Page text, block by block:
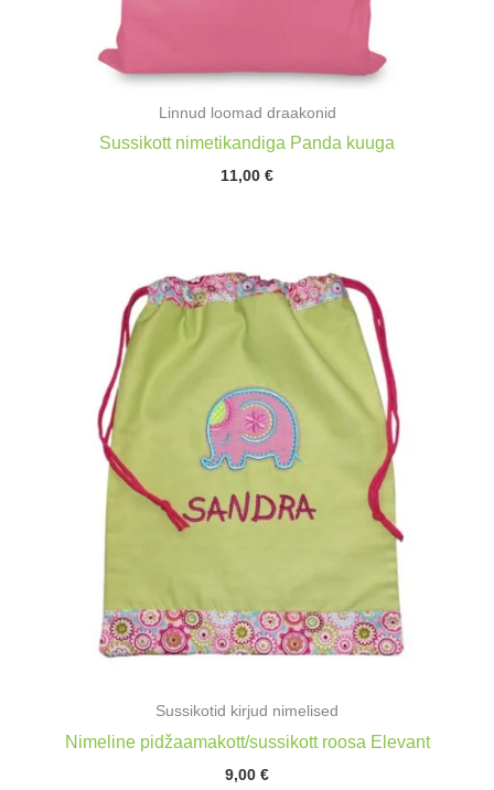
Linnud loomad draakonid
Sussikott nimetikandiga Panda kuuga
11,00 €
Sussikotid kirjud nimelised
Nimeline pidžaamakott/sussikott roosa Elevant
9,00 €